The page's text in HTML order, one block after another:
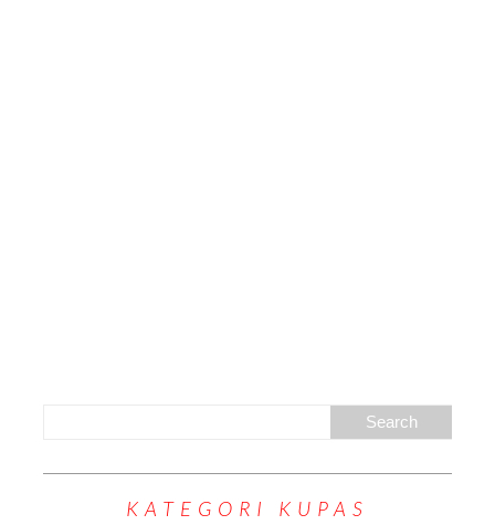
KATEGORI KUPAS